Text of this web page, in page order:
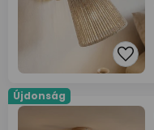
Újdonság